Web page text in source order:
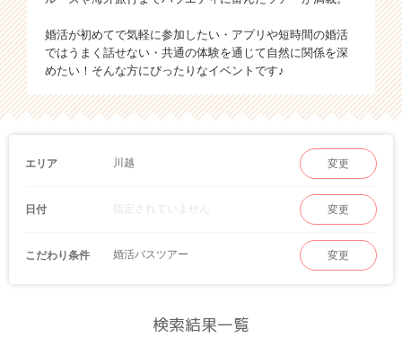
婚活が初めてで気軽に参加したい・アプリや短時間の婚活
ではうまく話せない・共通の体験を通じて自然に関係を深
めたい！そんな方にぴったりなイベントです♪
エリア 川越 変更
日付 指定されていません 変更
こだわり条件 婚活バスツアー 変更
検索結果一覧